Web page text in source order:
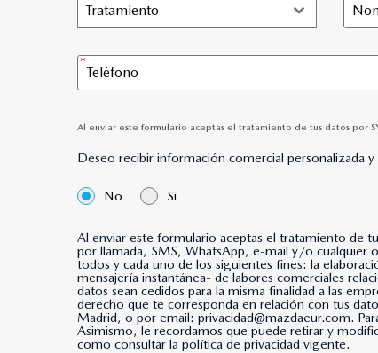
Tratamiento
Al enviar este formulario aceptas el tratamiento de tus datos por
Deseo recibir información comercial personalizada
No Si
Al enviar este formulario aceptas el tratamiento de
por llamada, SMS, WhatsApp, e-mail y/o cualquier otro medio de mensajería instantánea. *Al marcar
todos y cada uno de los siguientes fines: la
mensajería instantánea- de labores comerciales
datos sean cedidos para la misma finalidad a las
derecho que te corresponda en relación con tus
Madrid, o por email: privacidad@mazdaeur.com.
Asimismo, le recordamos que puede retirar y
como consultar la política de privacidad vigente.